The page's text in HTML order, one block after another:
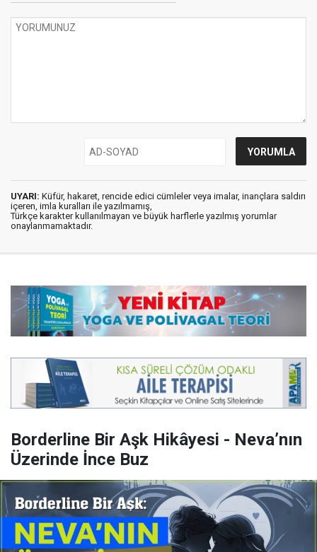
UYARI: Küfür, hakaret, rencide edici cümleler veya imalar, inançlara saldırı
içeren, imla kuralları ile yazılmamış,
Türkçe karakter kullanılmayan ve büyük harflerle yazılmış yorumlar
onaylanmamaktadır.
Borderline Bir Aşk Hikâyesi - Neva’nın
Üzerinde İnce Buz